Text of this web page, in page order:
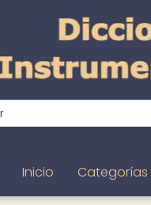
Inicio Categorías